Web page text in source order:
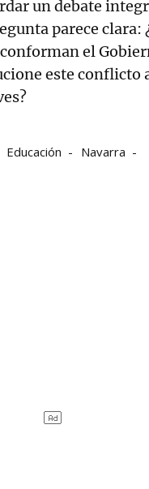
un debate
parece clara:
el
este conflicto
Educación
Navarra